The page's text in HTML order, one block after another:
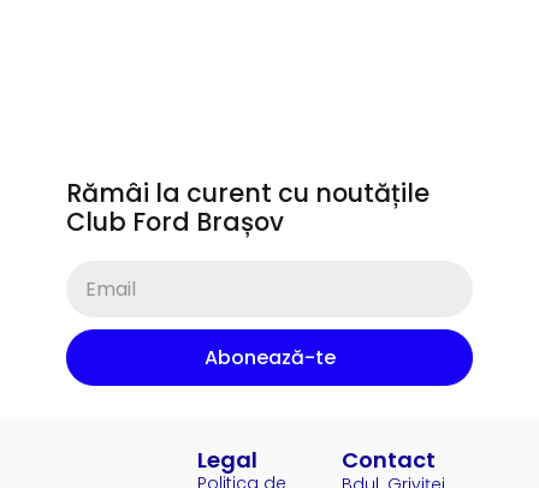
Rămâi la curent cu noutățile
Club Ford Brașov
Abonează-te
Legal
Politica de
Contact